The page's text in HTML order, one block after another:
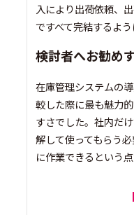
入により出荷依頼、
ですべて完結するよう
検討者へお勧め
在庫管理システムの
較した際に最も魅力
すさでした。社内だ
解して使ってもらう
に作業できるという